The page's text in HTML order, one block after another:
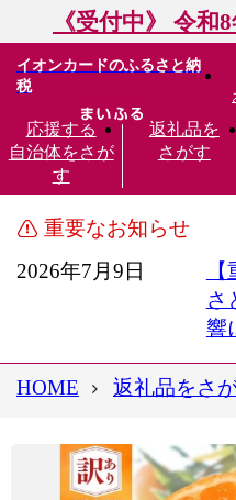
《受付中》 令和
イオンカードのふるさと納
税
応援する
自治体をさが
す
返礼品を
さがす
重要なお知らせ
2026年7月9日
さ
響
HOME 返礼品をさ